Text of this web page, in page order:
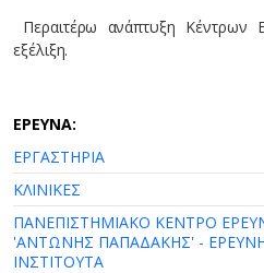
Περαιτέρω ανάπτυξη Κέντρων
εξέλιξη.
ΕΡΕΥΝΑ:
ΕΡΓΑΣΤΗΡΙΑ
ΚΛΙΝΙΚΕΣ
ΠΑΝΕΠΙΣΤΗΜΙΑΚΟ ΚΕΝΤΡΟ
'ΑΝΤΩΝΗΣ ΠΑΠΑΔΑΚΗΣ' -
ΙΝΣΤΙΤΟΥΤΑ